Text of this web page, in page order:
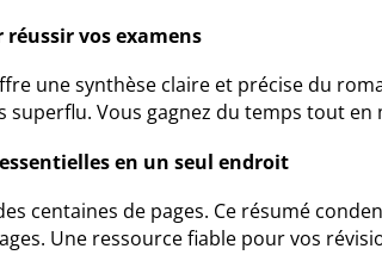
vos examens
une synthèse claire et précise du
superflu. Vous gagnez du temps tout
en un seul endroit
centaines de pages. Ce résumé
Une ressource fiable pour vos